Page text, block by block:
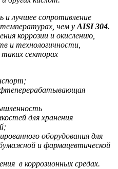
лучшее сопротивление
температурах, чем у AISI 304.
коррозии и окислению,
и технологичности,
секторах
для хранения
оборудования для
и фармацевтической
в коррозионных средах.